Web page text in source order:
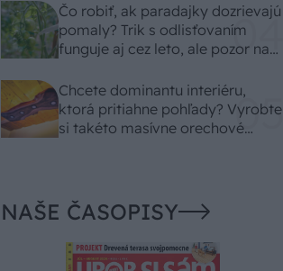
Čo robiť, ak paradajky dozrievajú
pomaly? Trik s odlisťovaním
funguje aj cez leto, ale pozor na
Chcete dominantu interiéru,
ktorá pritiahne pohľady? Vyrobte
si takéto masívne orechové
NAŠE ČASOPISY